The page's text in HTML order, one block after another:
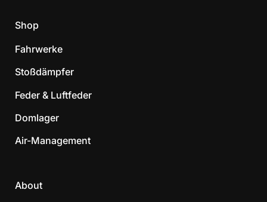
Shop
Fahrwerke
Stoßdämpfer
Feder & Luftfeder
Domlager
Air-Management
About